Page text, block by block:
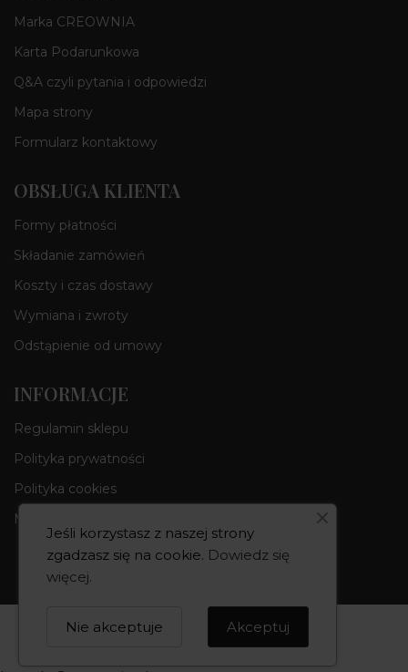
Marka CREOWNIA
Karta Podarunkowa
Q&A czyli pytania i odpowiedzi
Mapa strony
Formularz kontaktowy
OBSŁUGA KLIENTA
Formy płatności
Składanie zamówień
Koszty i czas dostawy
Wymiana i zwroty
Odstąpienie od umowy
INFORMACJE
Regulamin sklepu
Polityka prywatności
Polityka cookies
Moje konto
Copyright 2026
Created by
Jeśli korzystasz z naszej strony
zgadzasz się na cookie. Dowiedz się
więcej.
Akceptuj
Nie akceptuje